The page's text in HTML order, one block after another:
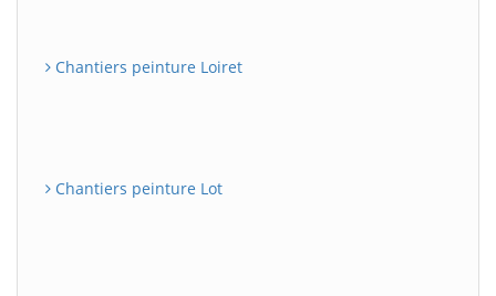
Chantiers peinture Loiret
Chantiers peinture Lot